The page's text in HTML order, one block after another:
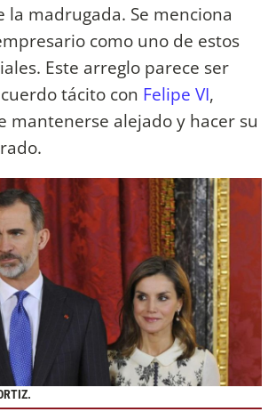
la madrugada. Se menciona
como uno de estos
Este arreglo parece ser
tácito con Felipe VI,
mantenerse alejado y hacer su